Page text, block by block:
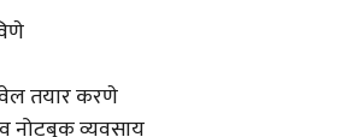
तयार करणे
नोटबुक व्यवसाय